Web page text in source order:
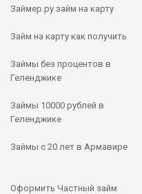
Займер.ру займ на карту
Займ на карту как получить
Займы без процентов в
Геленджике
Займы 10000 рублей в
Геленджике
Займы с 20 лет в Армавире
Оформить Частный займ